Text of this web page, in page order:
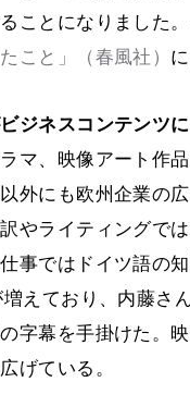
ことになりました
こと」（春風社）
ジネスコンテンツ
マ、映像アート作
外にも欧州企業の
やライティングで
事ではドイツ語の
えており、内藤さ
字幕を手掛けた。
げている。